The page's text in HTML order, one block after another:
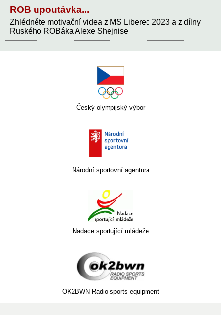
ROB upoutávka...
Zhlédněte motivační videa z MS Liberec 2023 a z dílny
Ruského ROBáka Alexe Shejnise
Český olympijský výbor
Národní sportovní agentura
Nadace sportující mládeže
OK2BWN Radio sports equipment